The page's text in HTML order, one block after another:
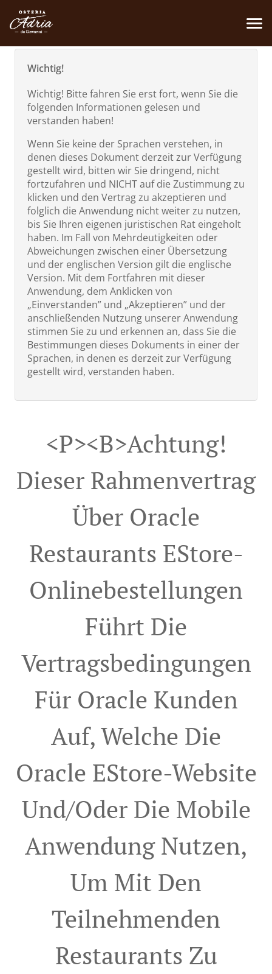
Wichtig!
Wichtig! Bitte fahren Sie erst fort, wenn Sie die
folgenden Informationen gelesen und
verstanden haben!
Wenn Sie keine der Sprachen verstehen, in
denen dieses Dokument derzeit zur Verfügung
gestellt wird, bitten wir Sie dringend, nicht
fortzufahren und NICHT auf die Zustimmung zu
klicken und den Vertrag zu akzeptieren und
folglich die Anwendung nicht weiter zu nutzen,
bis Sie Ihren eigenen juristischen Rat eingeholt
haben. Im Fall von Mehrdeutigkeiten oder
Abweichungen zwischen einer Übersetzung
und der englischen Version gilt die englische
Version. Mit dem Fortfahren mit dieser
Anwendung, dem Anklicken von
„Einverstanden” und „Akzeptieren” und der
anschließenden Nutzung unserer Anwendung
stimmen Sie zu und erkennen an, dass Sie die
Bestimmungen dieses Dokuments in einer der
Sprachen, in denen es derzeit zur Verfügung
gestellt wird, verstanden haben.
<p><b>Achtung!
Dieser Rahmenvertrag
Über Oracle
Restaurants EStore-
Onlinebestellungen
Führt Die
Vertragsbedingungen
Für Oracle Kunden
Auf, Welche Die
Oracle EStore-Website
Und/oder Die Mobile
Anwendung Nutzen,
Um Mit Den
Teilnehmenden
Restaurants Zu